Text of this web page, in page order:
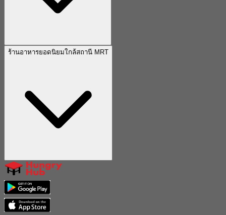
ร้านอาหารยอดนิยมใกล้สถานี MRT